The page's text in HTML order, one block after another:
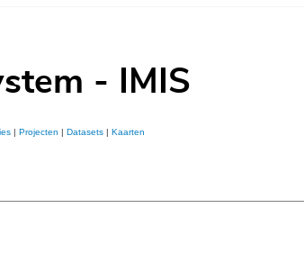
- IMIS
| Projecten Datasets| Kaarten